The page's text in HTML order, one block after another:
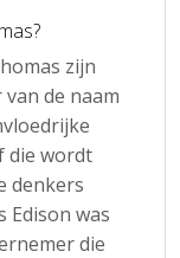
zijn
de naam
die wordt
denkers
Edison was
die